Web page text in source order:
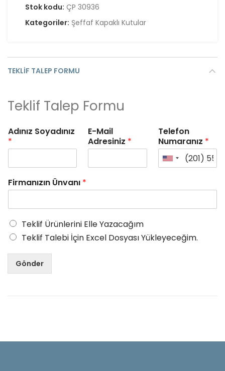
Stok kodu: ÇP 30936
Kategoriler: Şeffaf Kapaklı Kutular
TEKLIF TALEP FORMU
Teklif Talep Formu
Adınız Soyadınız
*
E-Mail
Adresiniz *
Telefon
Numaranız *
Firmanızın Ünvanı *
Teklif Ürünlerini Elle Yazacağım
Teklif Talebi İçin Excel Dosyası Yükleyeceğim.
Gönder